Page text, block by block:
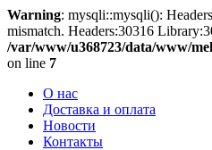
Warning: mysqli::mysqli():
mismatch. Headers:30316
/var/www/u368723/data/www/
on line 7
О нас
Доставка и оплата
Новости
Контакты